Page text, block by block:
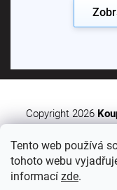
Tento web používá
tohoto webu
informací zde.
Copyright 2026